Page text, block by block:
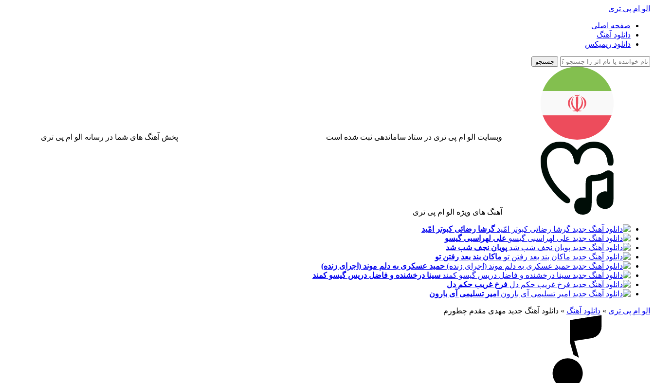
الو ام پی تری
صفحه اصلی
دانلود آهنگ
دانلود ریمیکس
جستجو
وبسایت الو ام پی تری در ستاد ساماندهی ثبت شده است پخش آهنگ های شما در رسانه الو ام پی تری
آهنگ های ویژه الو ام پی تری
گرشا رضائیکبوتر امّید
علی لهراسبیگیسو
پویان نجف شب شد
ماکان بند بعد رفتن تو
حمید عسکری به دلم موند (اجرای زنده)
سینا درخشنده و فاضل دریسگیسو کمند
فرخ غریب حکم دل
امیر تسلیمی آی بارون
الو ام پی تری » دانلود آهنگ » دانلود آهنگ جدید مهدی مقدم چطورم